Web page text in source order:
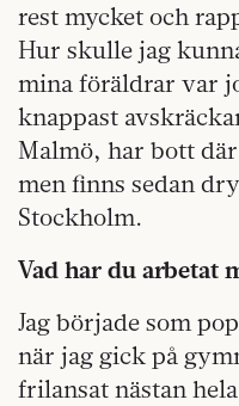
rest mycket och
Hur skulle jag
mina föräldrar var
knappast
Malmö, har bott
men finns sedan
Stockholm.
Vad har du arbetat
Jag började som
när jag gick på
frilansat nästan